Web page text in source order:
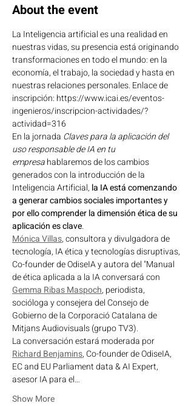
About the event
La Inteligencia artificial es una realidad en
nuestras vidas, su presencia está originando
transformaciones en todo el mundo: en la
economía, el trabajo, la sociedad y hasta en
nuestras relaciones personales. Enlace de
inscripción: https://www.icai.es/eventos-
ingenieros/inscripcion-actividades/?
actividad=316
En la jornada Claves para la aplicación del
uso responsable de IA en tu
empresa hablaremos de los cambios
generados con la introducción de la
Inteligencia Artificial, la IA está comenzando
a generar cambios sociales importantes y
por ello comprender la dimensión ética de su
aplicación es clave.
Mónica Villas, consultora y divulgadora de
tecnología, IA ética y tecnologías disruptivas,
Co-founder de OdiseIA y autora del "Manual
de ética aplicada a la IA conversará con
Gemma Ribas Maspoch, periodista,
socióloga y consejera del Consejo de
Gobierno de la Corporació Catalana de
Mitjans Audiovisuals (grupo TV3).
La conversación estará moderada por
Richard Benjamins, Co-founder de OdiseIA,
EC and EU Parliament data & AI Expert,
asesor IA para el…
Show More